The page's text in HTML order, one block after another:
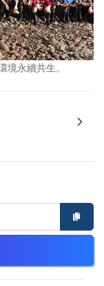
永續共生。